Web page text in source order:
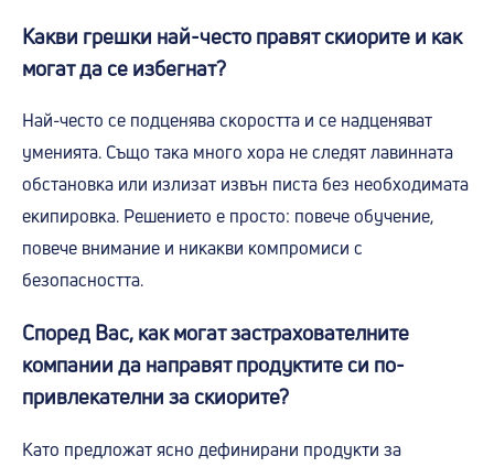
Какви грешки най-често правят скиорите и как
могат да се избегнат?
Най-често се подценява скоростта и се надценяват
уменията. Също така много хора не следят лавинната
обстановка или излизат извън писта без необходимата
екипировка. Решението е просто: повече обучение,
повече внимание и никакви компромиси с
безопасността.
Според Вас, как могат застрахователните
компании да направят продуктите си по-
привлекателни за скиорите?
Като предложат ясно дефинирани продукти за